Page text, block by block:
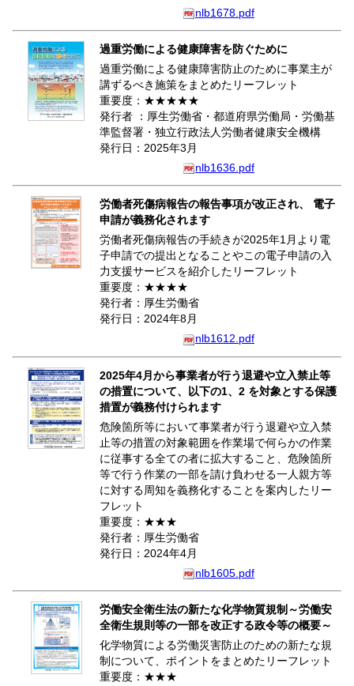
nlb1678.pdf
過重労働による健康障害を防ぐために
過重労働による健康障害防止のために事業主が
講ずるべき施策をまとめたリーフレット
重要度：★★★★★
発行者 ：厚生労働省・都道府県労働局・労働基
準監督署・独立行政法人労働者健康安全機構
発行日：2025年3月
nlb1636.pdf
労働者死傷病報告の報告事項が改正され、 電子
申請が義務化されます
労働者死傷病報告の手続きが2025年1月より電
子申請での提出となることやこの電子申請の入
力支援サービスを紹介したリーフレット
重要度：★★★★
発行者：厚生労働省
発行日：2024年8月
nlb1612.pdf
2025年4月から事業者が行う退避や立入禁止等
の措置について、以下の1、2 を対象とする保護
措置が義務付けられます
危険箇所等において事業者が行う退避や立入禁
止等の措置の対象範囲を作業場で何らかの作業
に従事する全ての者に拡大すること、危険箇所
等で行う作業の一部を請け負わせる一人親方等
に対する周知を義務化することを案内したリー
フレット
重要度：★★★
発行者：厚生労働省
発行日：2024年4月
nlb1605.pdf
労働安全衛生法の新たな化学物質規制～労働安
全衛生規則等の一部を改正する政令等の概要～
化学物質による労働災害防止のための新たな規
制について、ポイントをまとめたリーフレット
重要度：★★★